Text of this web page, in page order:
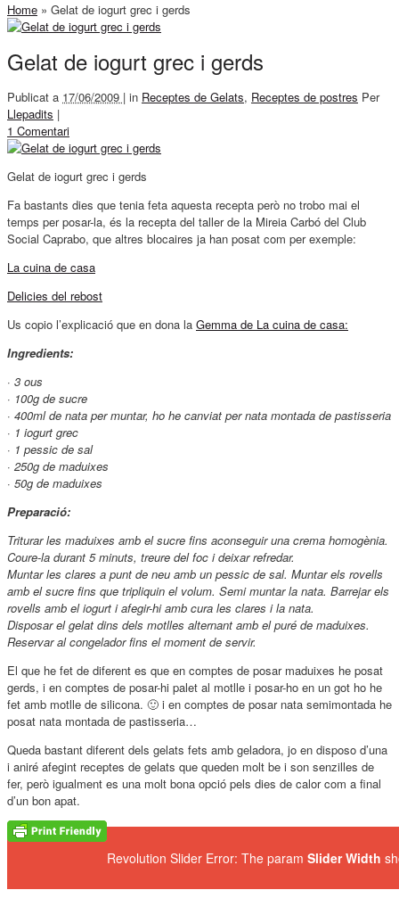
Home » Gelat de iogurt grec i gerds
Gelat de iogurt grec i gerds
Publicat a 17/06/2009 | in Receptes de Gelats, Receptes de postres Per
Llepadits |
1 Comentari
Gelat de iogurt grec i gerds
Fa bastants dies que tenia feta aquesta recepta però no trobo mai el
temps per posar-la, és la recepta del taller de la Mireia Carbó del Club
Social Caprabo, que altres blocaires ja han posat com per exemple:
La cuina de casa
Delicies del rebost
Us copio l’explicació que en dona la Gemma de La cuina de casa:
Ingredients:
· 3 ous
· 100g de sucre
· 400ml de nata per muntar, ho he canviat per nata montada de pastisseria
· 1 iogurt grec
· 1 pessic de sal
· 250g de maduixes
· 50g de maduixes
Preparació:
Triturar les maduixes amb el sucre fins aconseguir una crema homogènia.
Coure-la durant 5 minuts, treure del foc i deixar refredar.
Muntar les clares a punt de neu amb un pessic de sal. Muntar els rovells
amb el sucre fins que tripliquin el volum. Semi muntar la nata. Barrejar els
rovells amb el iogurt i afegir-hi amb cura les clares i la nata.
Disposar el gelat dins dels motlles alternant amb el puré de maduixes.
Reservar al congelador fins el moment de servir.
El que he fet de diferent es que en comptes de posar maduixes he posat
gerds, i en comptes de posar-hi palet al motlle i posar-ho en un got ho he
fet amb motlle de silicona. 🙂 i en comptes de posar nata semimontada he
posat nata montada de pastisseria…
Queda bastant diferent dels gelats fets amb geladora, jo en disposo d’una
i aniré afegint receptes de gelats que queden molt be i son senzilles de
fer, però igualment es una molt bona opció pels dies de calor com a final
d’un bon apat.
Revolution Slider Error: The param Slider Width